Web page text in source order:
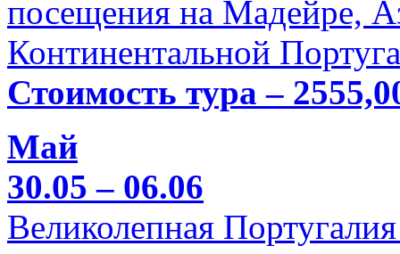
посещения на Мадейре,
Континентальной
Стоимость тура –
Май
30.05 – 06.06
Великолепная